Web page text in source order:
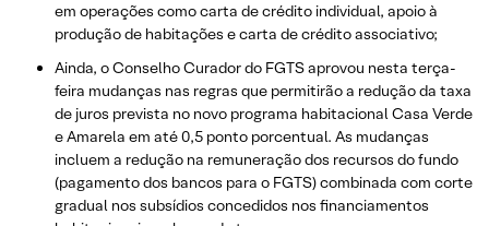
em operações como carta de crédito individual, apoio à
produção de habitações e carta de crédito associativo;
Ainda, o Conselho Curador do FGTS aprovou nesta terça-
feira mudanças nas regras que permitirão a redução da taxa
de juros prevista no novo programa habitacional Casa Verde
e Amarela em até 0,5 ponto porcentual. As mudanças
incluem a redução na remuneração dos recursos do fundo
(pagamento dos bancos para o FGTS) combinada com corte
gradual nos subsídios concedidos nos financiamentos